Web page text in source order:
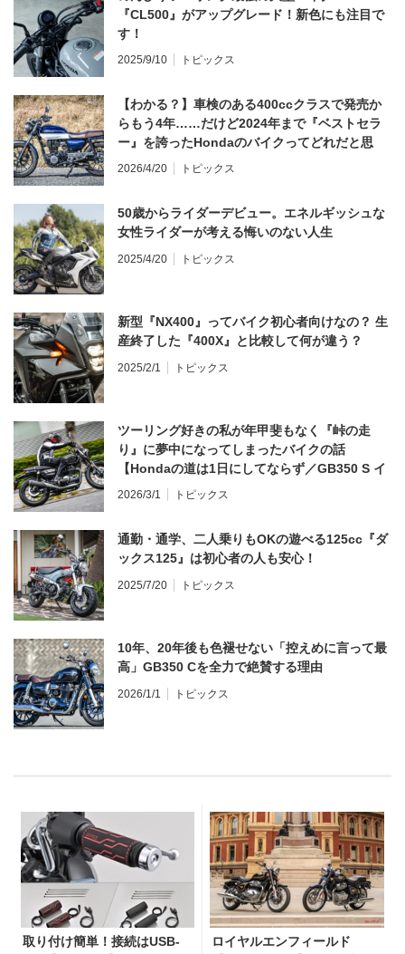
『CL500』がアップグレード！新色にも注目で
す！
2025/9/10 トピックス
【わかる？】車検のある400ccクラスで発売か
らもう4年……だけど2024年まで『ベストセラ
ー』を誇ったHondaのバイクってどれだと思
う？
2026/4/20 トピックス
50歳からライダーデビュー。エネルギッシュな
女性ライダーが考える悔いのない人生
2025/4/20 トピックス
新型『NX400』ってバイク初心者向けなの？ 生
産終了した『400X』と比較して何が違う？
2025/2/1 トピックス
ツーリング好きの私が年甲斐もなく『峠の走
り』に夢中になってしまったバイクの話
【Hondaの道は1日にしてならず／GB350 S イ
ンプレ・レビュー 前編】
2026/3/1 トピックス
通勤・通学、二人乗りもOKの遊べる125cc『ダ
ックス125』は初心者の人も安心！
2025/7/20 トピックス
10年、20年後も色褪せない「控えめに言って最
高」GB350 Cを全力で絶賛する理由
2026/1/1 トピックス
取り付け簡単！接続はUSB-
ロイヤルエンフィールド